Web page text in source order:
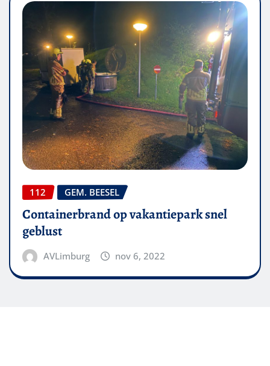
112 GEM. BEESEL
Containerbrand op vakantiepark snel
geblust
AVLimburg nov 6, 2022